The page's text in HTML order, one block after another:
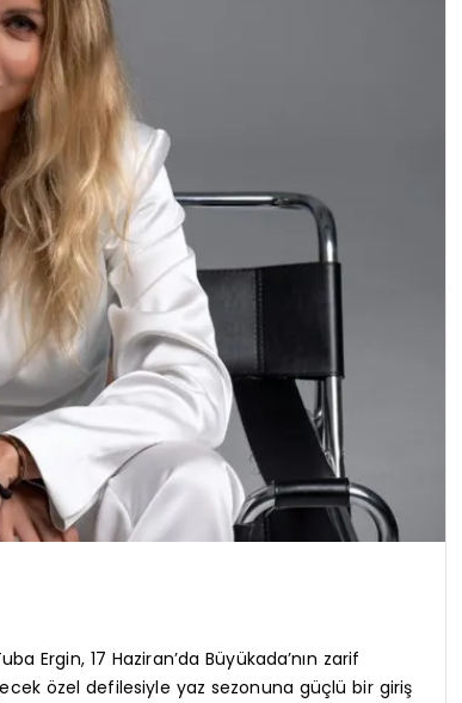
Ergin, 17 Haziran’da Büyükada’nın zarif
özel defilesiyle yaz sezonuna güçlü bir giriş